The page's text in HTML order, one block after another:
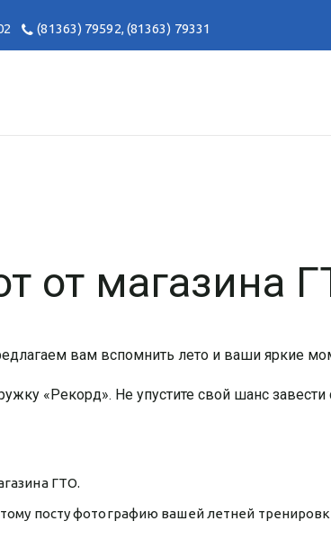
(81363) 79592,(81363) 79331
от магазина
вам вспомнить лето и ваши яркие
«Рекорд». Не упустите свой шанс завести
ГТО.
посту фотографию вашей летней